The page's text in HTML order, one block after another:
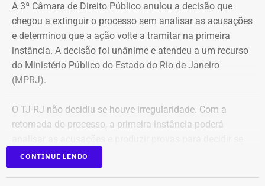
A 3ª Câmara de Direito Público anulou a decisão que
chegou a extinguir o processo sem analisar as acusações
e determinou que a ação volte a tramitar na primeira
instância. A decisão foi unânime e atendeu a um recurso
do Ministério Público do Estado do Rio de Janeiro
(MPRJ).
O TJ-RJ não decidiu se houve irregularidade. Com a
retomada do processo, a primeira instância poderá
houve uso indevido da publicidade oficial.
CONTINUE LENDO